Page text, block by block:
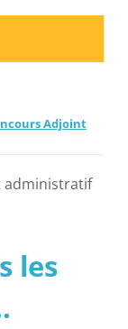
Adjoint
administratif
les